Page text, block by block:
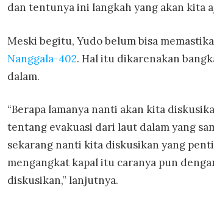
dan tentunya ini langkah yang akan kita
Meski begitu, Yudo belum bisa
Nanggala-402. Hal itu dikarenakan
dalam.
“Berapa lamanya nanti akan kita
tentang evakuasi dari laut dalam yang
sekarang nanti kita diskusikan yang
mengangkat kapal itu caranya pun
diskusikan,” lanjutnya.